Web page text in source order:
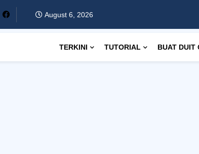
August 6, 2026
BUAT DUIT
TUTORIAL
TERKINI